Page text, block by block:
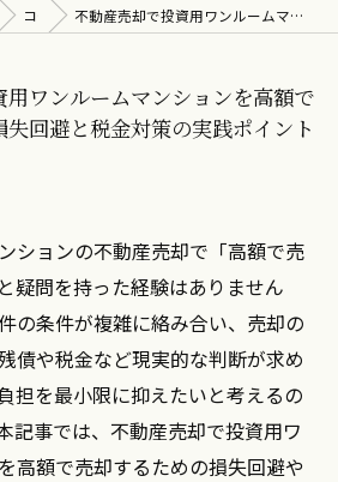
コラム 不動産売却で投資用ワンルームマンションを高額で売却するための損失回避と税金対策の実践ポイント
ワンルームマンションを高額で
回避と税金対策の実践ポイント
ションの不動産売却で「高額で売
疑問を持った経験はありません
の条件が複雑に絡み合い、売却の
債や税金など現実的な判断が求め
担を最小限に抑えたいと考えるの
記事では、不動産売却で投資用ワ
高額で売却するための損失回避や